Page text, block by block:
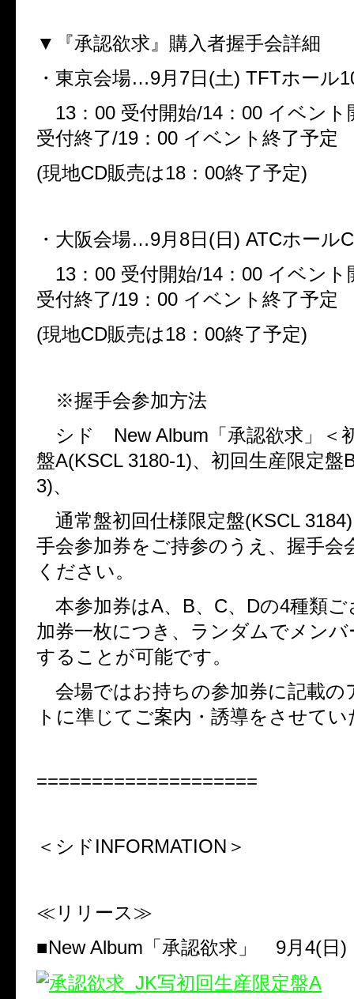
▼『承認欲求』購入者握手会詳細
・東京会場…9月 7日(土) TFTホール
13 ： 00 受付開始/14 ： 00 イベント
受付終了/19 ： 00 イベント終了予定
(現地CD販売は18 ： 00終了予定)
・大阪会場…9月 8日(日) ATCホールC
13 ： 00 受付開始/14 ： 00 イベント
受付終了/19 ： 00 イベント終了予定
(現地CD販売は18 ： 00終了予定)
※握手会参加方法
シド New Album 「承認欲求」＜
盤A(KSCL 3180-1)、初回生産限定盤
3)、
通常盤初回仕様限定盤(KSCL 3184)
手会参加券をご持参のうえ、握手会
ください。
本参加券はA、 B、 C、 Dの4種類ご
加券一枚につき、ランダムでメンバ
することが可能です。
会場ではお持ちの参加券に記載の
トに準じてご案内・誘導をさせて
====================
＜シド INFORMATION ＞
≪リリース≫
■New Album 「承認欲求」 9月4(日)